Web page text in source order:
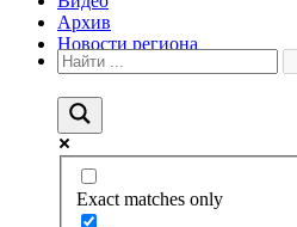
Архив
Новости региона
Exact matches only